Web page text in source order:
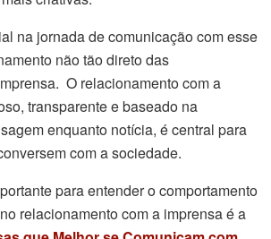
na jornada de comunicação com esse
não tão direto das
O relacionamento com a
transparente e baseado na
enquanto notícia, é central para
com a sociedade.
para entender o comportamento
relacionamento com a imprensa é a